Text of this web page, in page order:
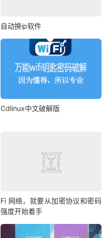
自动换ip软件
Cdlinux中文破解版
Fi 网络，就要从加密协议和密码
强度开始着手